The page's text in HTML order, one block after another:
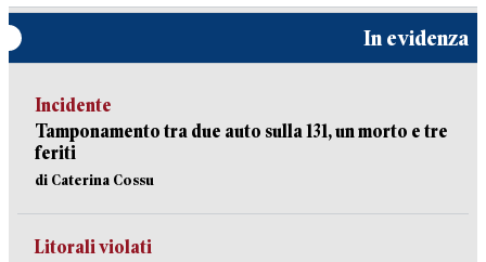
In evidenza
Incidente
Tamponamento tra due auto sulla 131, un morto e tre
feriti
di Caterina Cossu
Litorali violati